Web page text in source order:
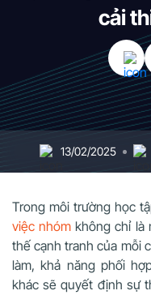
cải
13/02/2025
Trong môi trường học
việc nhóm không chỉ là
thế cạnh tranh của mỗi
làm, khả năng phối
khác sẽ quyết định sự